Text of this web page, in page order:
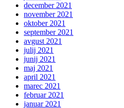
december 2021
november 2021
oktober 2021
september 2021
avgust 2021
julij 2021
junij 2021
maj 2021
april 2021
marec 2021
februar 2021
januar 2021